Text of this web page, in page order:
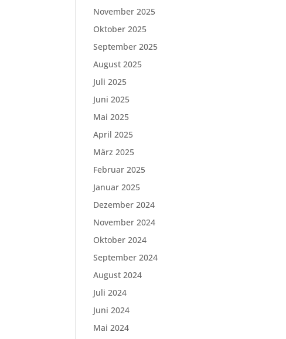
November 2025
Oktober 2025
September 2025
August 2025
Juli 2025
Juni 2025
Mai 2025
April 2025
März 2025
Februar 2025
Januar 2025
Dezember 2024
November 2024
Oktober 2024
September 2024
August 2024
Juli 2024
Juni 2024
Mai 2024